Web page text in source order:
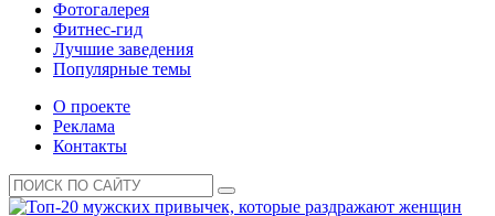
Фотогалерея
Фитнес-гид
Лучшие заведения
Популярные темы
О проекте
Реклама
Контакты